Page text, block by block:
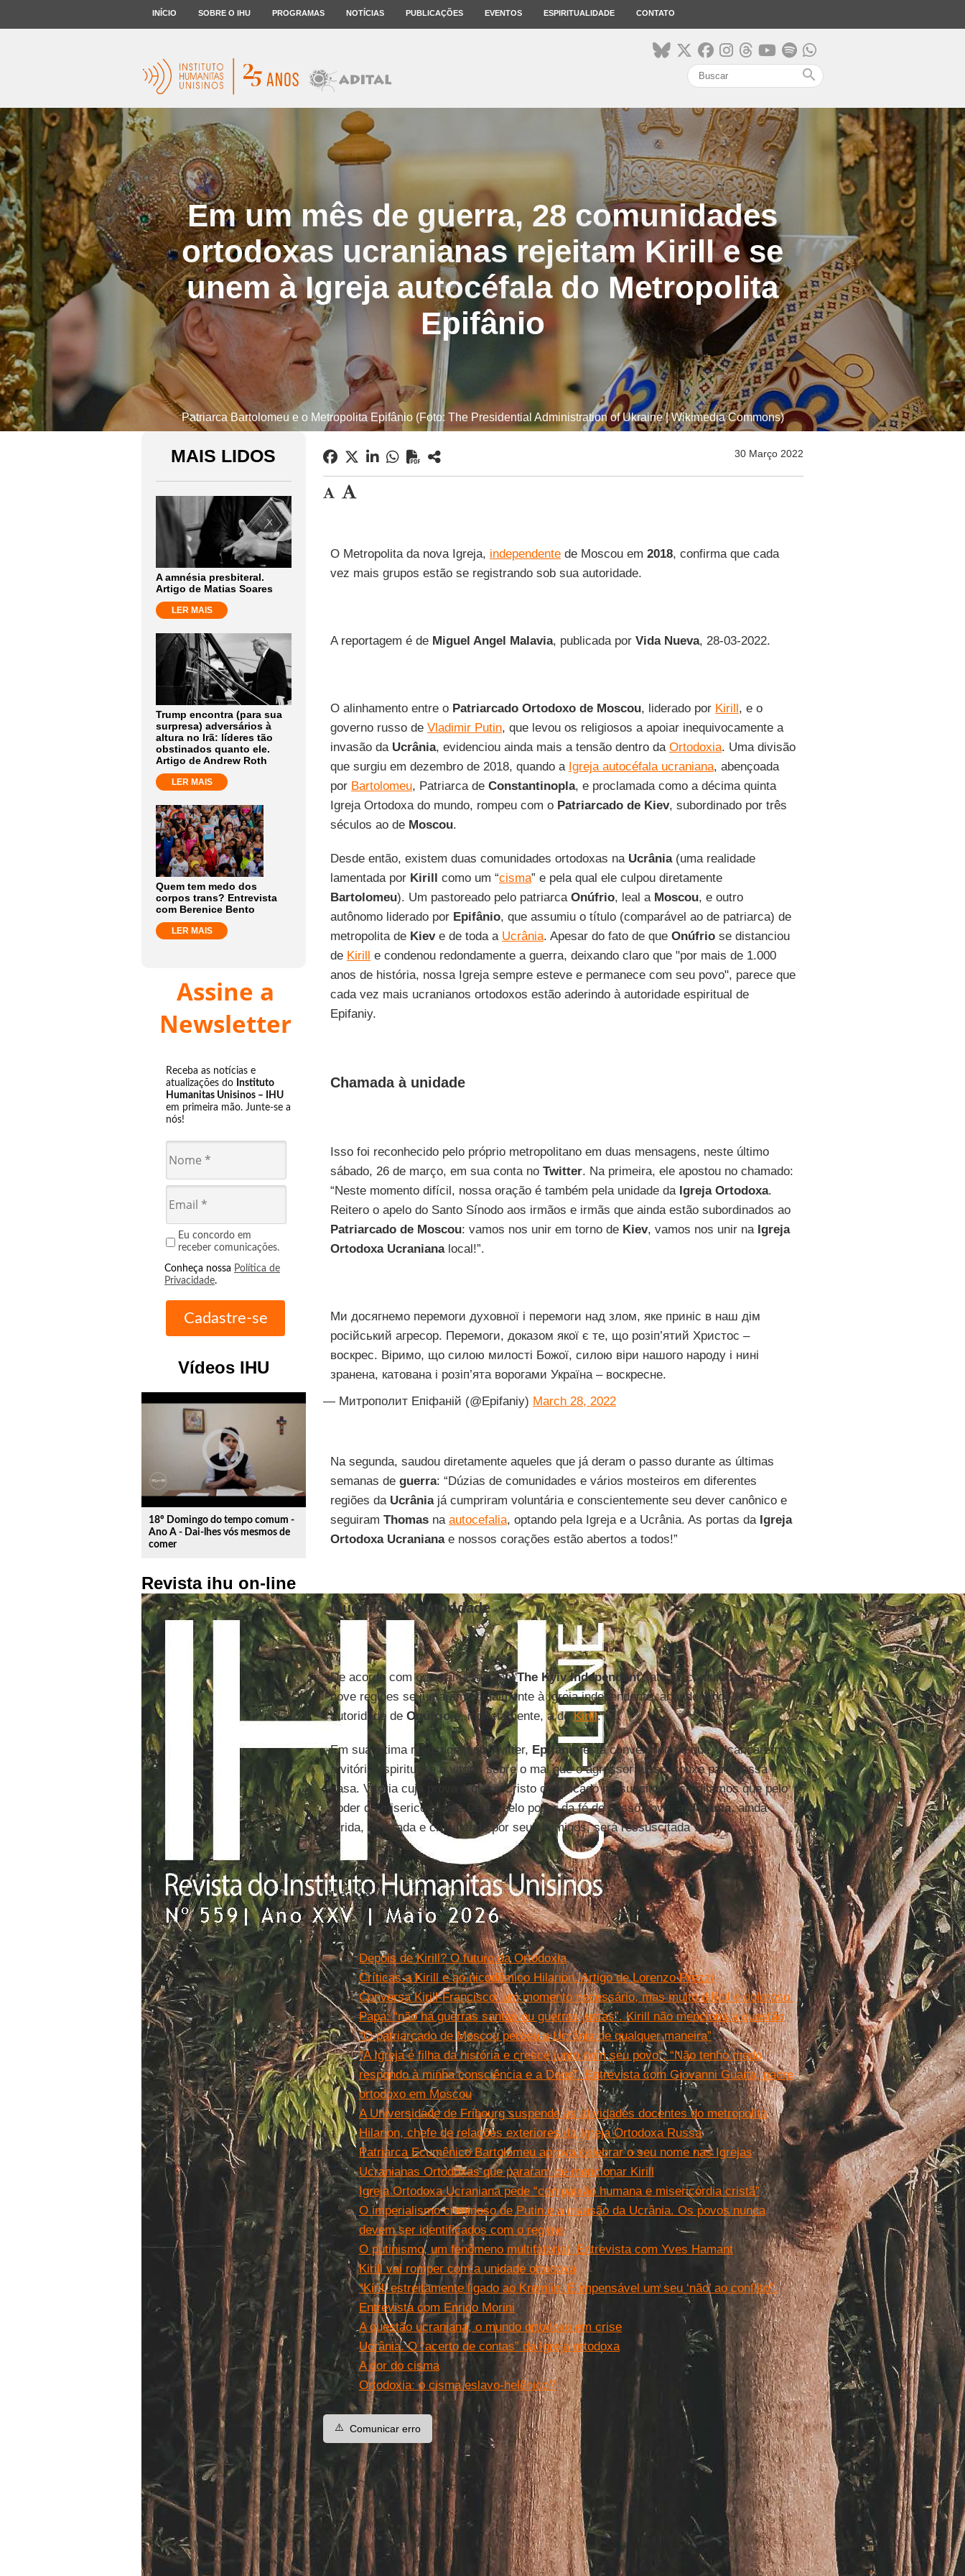
INÍCIO SOBRE O IHU PROGRAMAS NOTÍCIAS PUBLICAÇÕES EVENTOS ESPIRITUALIDADE CONTATO
search
Em um mês de guerra, 28 comunidades
ortodoxas ucranianas rejeitam Kirill e se
unem à Igreja autocéfala do Metropolita
Epifânio
Patriarca Bartolomeu e o Metropolita Epifânio (Foto: The Presidential Administration of Ukraine | Wikimedia Commons)
MAIS LIDOS
A amnésia presbiteral.
Artigo de Matias Soares
LER MAIS
Trump encontra (para sua
surpresa) adversários à
altura no Irã: líderes tão
obstinados quanto ele.
Artigo de Andrew Roth
LER MAIS
Quem tem medo dos
corpos trans? Entrevista
com Berenice Bento
LER MAIS
Assine a
Newsletter
Receba as notícias e
atualizações do Instituto
Humanitas Unisinos – IHU
em primeira mão. Junte-se a
nós!
Eu concordo em
receber comunicações.
Conheça nossa Política de
Privacidade.
Vídeos IHU
play_circle_outline
18º Domingo do tempo comum -
Ano A - Dai-lhes vós mesmos de
comer
Revista ihu on-line
30 Março 2022
O Metropolita da nova Igreja, independentede Moscou em 2018, confirma que cada
vez mais grupos estão se registrando sob sua autoridade.
A reportagem é de Miguel Angel Malavia, publicada por Vida Nueva, 28-03-2022.
O alinhamento entre o Patriarcado Ortodoxo de Moscou, liderado por Kirill, e o
governo russo de Vladimir Putin, que levou os religiosos a apoiar inequivocamente a
invasão da Ucrânia, evidenciou ainda mais a tensão dentro da Ortodoxia. Uma divisão
que surgiu em dezembro de 2018, quando a Igreja autocéfala ucraniana, abençoada
por Bartolomeu, Patriarca de Constantinopla, e proclamada como a décima quinta
Igreja Ortodoxa do mundo, rompeu com o Patriarcado de Kiev, subordinado por três
séculos ao de Moscou.
Desde então, existem duas comunidades ortodoxas na Ucrânia(uma realidade
lamentada por Kirill como um “cisma” e pela qual ele culpou diretamente
Bartolomeu). Um pastoreado pelo patriarca Onúfrio, leal a Moscou, e outro
autônomo liderado por Epifânio, que assumiu o título (comparável ao de patriarca) de
metropolita de Kieve de toda a Ucrânia. Apesar do fato de que Onúfriose distanciou
de Kirill e condenou redondamente a guerra, deixando claro que "por mais de 1.000
anos de história, nossa Igreja sempre esteve e permanece com seu povo", parece que
cada vez mais ucranianos ortodoxos estão aderindo à autoridade espiritual de
Epifaniy.
Chamada à unidade
Isso foi reconhecido pelo próprio metropolitano em duas mensagens, neste último
sábado, 26 de março, em sua conta no Twitter. Na primeira, ele apostou no chamado:
“Neste momento difícil, nossa oração é também pela unidade da Igreja Ortodoxa.
Reitero o apelo do Santo Sínodo aos irmãos e irmãs que ainda estão subordinados ao
Patriarcado de Moscou: vamos nos unir em torno de Kiev, vamos nos unir na Igreja
Ortodoxa Ucranianalocal!”.
Ми досягнемо перемоги духовної і перемоги над злом, яке приніс в наш дім
російський агресор. Перемоги, доказом якої є те, що розіп’ятий Христос –
воскрес. Віримо, що силою милості Божої, силою віри нашого народу і нині
зранена, катована і розіп’ята ворогами Україна – воскресне.
— Митрополит Епіфаній (@Epifaniy) March 28, 2022
Na segunda, saudou diretamente aqueles que já deram o passo durante as últimas
semanas de guerra: “Dúzias de comunidades e vários mosteiros em diferentes
regiões da Ucrâniajá cumpriram voluntária e conscientemente seu dever canônico e
seguiram Thomasna autocefalia, optando pela Igreja e a Ucrânia. As portas da Igreja
Ortodoxa Ucranianae nossos corações estão abertos a todos!”
Mudança de autoridade
De acordo com o jornal ucraniano 'The Kyiv Independent', até 28 comunidades em
nove regiões se juntaram oficialmente à Igreja independente, abandonando a
autoridade de Onúfrioe, indiretamente, a deKirill.
Em sua última mensagem no Twitter, Epifânioestá convencido de que “alcançaremos
a vitória espiritual e a vitória sobre o mal que o agressor russo trouxe para nossa
casa. Vitória cuja prova é que o Cristo crucificado ressuscitou. Acreditamos que pelo
poder da misericórdia de Deus, pelo poder da fé de nosso povo, aUcrânia, ainda
ferida, torturada e crucificada por seus inimigos, será ressuscitada”.
Leia mais
Depois de Kirill? O futuro da Ortodoxia
Críticas a Kirill e ao nicodêmico Hilarion. Artigo de Lorenzo Prezzi
Conversa Kirill-Francisco: um momento necessário, mas muito difícil e doloroso.
Papa: “não há guerras santas ou guerras justas”. Kirill não menciona a questão
“O patriarcado de Moscou perdeu a Ucrânia de qualquer maneira”
“A Igreja é filha da história e cresce junto com seu povo”. “Não tenho medo,
respondo à minha consciência e a Deus”. Entrevista com Giovanni Guaita, padre
ortodoxo em Moscou
A Universidade de Fribourg suspende as atividades docentes do metropolita
Hilarion, chefe de relações exteriores da Igreja Ortodoxa Russa
Patriarca Ecumênico Bartolomeu aprova celebrar o seu nome nas Igrejas
Ucranianas Ortodoxas que pararam de mencionar Kirill
Igreja Ortodoxa Ucraniana pede “compaixão humana e misericórdia cristã”
O imperialismo criminoso de Putin e a invasão da Ucrânia. Os povos nunca
devem ser identificados com o regime
O putinismo, um fenômeno multifatorial. Entrevista com Yves Hamant
Kirill vai romper com a unidade ortodoxa
“Kirill estreitamente ligado ao Kremlin. É impensável um seu ‘não’ ao conflito”.
Entrevista com Enrico Morini
A questão ucraniana, o mundo ortodoxo em crise
Ucrânia. O “acerto de contas” da Igreja ortodoxa
A dor do cisma
Ortodoxiaː o cisma eslavo-helênico?
⚠️ Comunicar erro